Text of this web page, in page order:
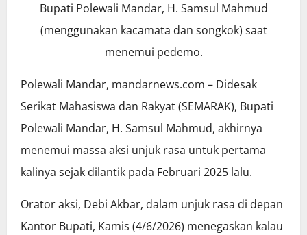
Bupati Polewali Mandar, H. Samsul Mahmud
(menggunakan kacamata dan songkok) saat
menemui pedemo.
Polewali Mandar, mandarnews.com – Didesak
Serikat Mahasiswa dan Rakyat (SEMARAK), Bupati
Polewali Mandar, H. Samsul Mahmud, akhirnya
menemui massa aksi unjuk rasa untuk pertama
kalinya sejak dilantik pada Februari 2025 lalu.
Orator aksi, Debi Akbar, dalam unjuk rasa di depan
Kantor Bupati, Kamis (4/6/2026) menegaskan kalau